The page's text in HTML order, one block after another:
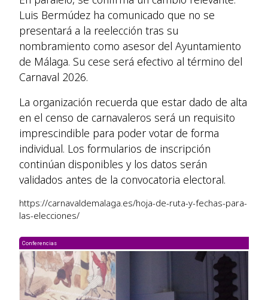
Luis Bermúdez ha comunicado que no se
presentará a la reelección tras su
nombramiento como asesor del Ayuntamiento
de Málaga. Su cese será efectivo al término del
Carnaval 2026.
La organización recuerda que estar dado de alta
en el censo de carnavaleros será un requisito
imprescindible para poder votar de forma
individual. Los formularios de inscripción
continúan disponibles y los datos serán
validados antes de la convocatoria electoral.
https://carnavaldemalaga.es/hoja-de-ruta-y-fechas-para-
las-elecciones/
Conferencias